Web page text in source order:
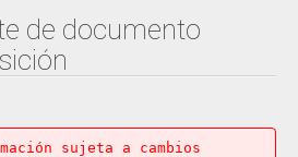
de documento
sujeta a cambios